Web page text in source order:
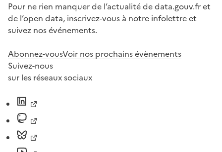
Pour ne rien manquer de l’actualité de data.gouv.fr et
de l’open data, inscrivez-vous à notre infolettre et
suivez nos événements.
Abonnez-vousVoir nos prochains évènements
Suivez-nous
sur les réseaux sociaux